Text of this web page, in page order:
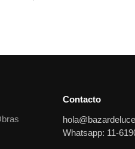
Contacto
Whatsapp: 11-